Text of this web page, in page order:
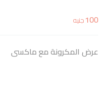
100جنيه
عرض المكرونة مع ماكسى